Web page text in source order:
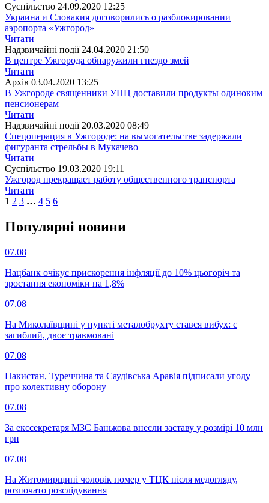
Суспiльство 24.09.2020 12:25
Украина и Словакия договорились о разблокировании
аэропорта «Ужгород»
Читати
Надзвичайні події 24.04.2020 21:50
В центре Ужгорода обнаружили гнездо змей
Читати
Архiв 03.04.2020 13:25
В Ужгороде священники УПЦ доставили продукты одиноким
пенсионерам
Читати
Надзвичайні події 20.03.2020 08:49
Спецоперация в Ужгороде: на вымогательстве задержали
фигуранта стрельбы в Мукачево
Читати
Суспiльство 19.03.2020 19:11
Ужгород прекращает работу общественного транспорта
Читати
1 2 3 … 4 5 6
Популярнi новини
07.08
Нацбанк очікує прискорення інфляції до 10% цьогоріч та
зростання економіки на 1,8%
07.08
На Миколаївщині у пункті металобрухту стався вибух: є
загиблий, двоє травмовані
07.08
Пакистан, Туреччина та Саудівська Аравія підписали угоду
про колективну оборону
07.08
За екссекретаря МЗС Банькова внесли заставу у розмірі 10 млн
грн
07.08
На Житомирщині чоловік помер у ТЦК після медогляду,
розпочато розслідування